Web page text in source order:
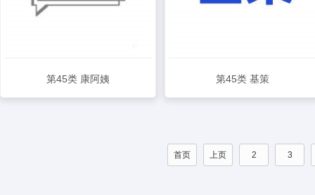
第45类 康阿姨 第45类 基策
首页 上页 2 3